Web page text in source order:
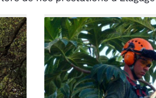
21 juin 2024
de terrassement
à Var était
L'équipe a
de manière efficace